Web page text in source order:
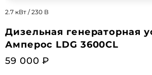
2.7 кВт / 230 В
Дизельная генераторная
Амперос LDG 3600CL
59 000 ₽